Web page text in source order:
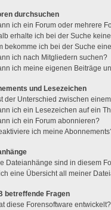
durchsuchen
ich ein Forum oder mehrere
erhalte ich bei der Suche
bekomme ich bei der Suche
ich nach Mitgliedern suchen?
ich meine eigenen Beiträge
und Lesezeichen
der Unterschied zwischen
ich ein Lesezeichen auf ein
ich ein Forum abonnieren?
ich meine
Dateianhänge sind in diesem
eine Übersicht all meiner
betreffende Fragen
diese Forensoftware entwickelt?